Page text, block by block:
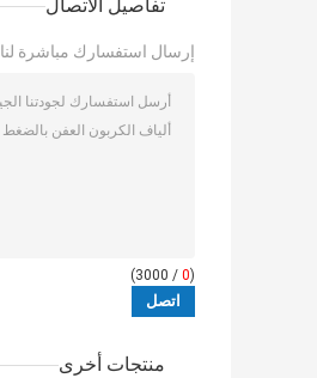
تفاصيل الاتصال
إرسال استفسارك مباشرة لنا
(
0
/ 3000)
منتجات أخرى